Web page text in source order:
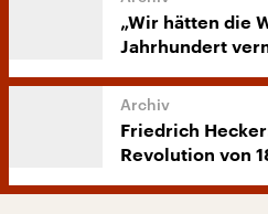
„Wir hätten die
Jahrhundert
Friedrich
Revolution von